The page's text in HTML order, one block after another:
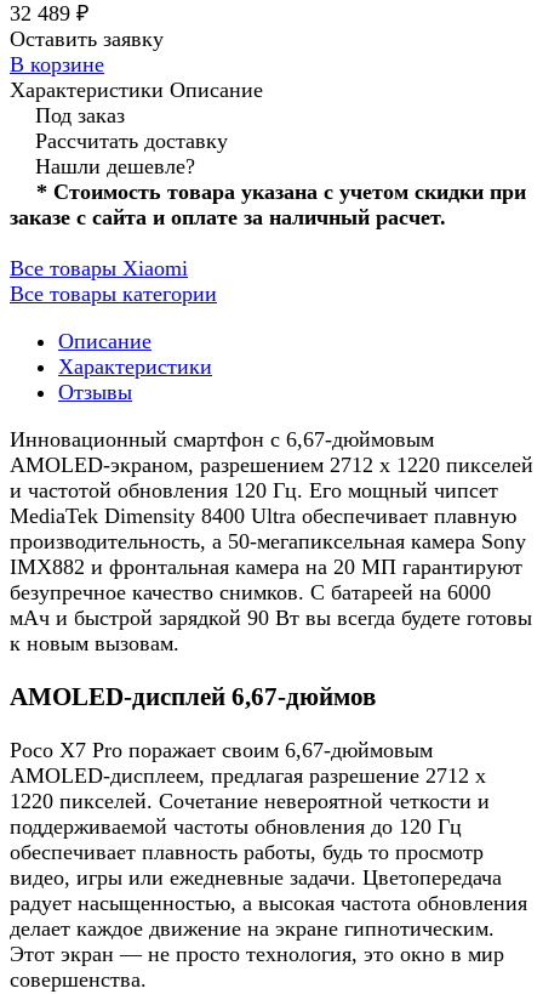
32 489 ₽
Оставить заявку
В корзине
Характеристики Описание
Под заказ
Рассчитать доставку
Нашли дешевле?
* Стоимость товара указана с учетом скидки при
заказе с сайта и оплате за наличный расчет.
Все товары Xiaomi
Все товары категории
Описание
Характеристики
Отзывы
Инновационный смартфон с 6,67-дюймовым
AMOLED-экраном, разрешением 2712 x 1220 пикселей
и частотой обновления 120 Гц. Его мощный чипсет
MediaTek Dimensity 8400 Ultra обеспечивает плавную
производительность, а 50-мегапиксельная камера Sony
IMX882 и фронтальная камера на 20 МП гарантируют
безупречное качество снимков. С батареей на 6000
мАч и быстрой зарядкой 90 Вт вы всегда будете готовы
к новым вызовам.
AMOLED-дисплей 6,67-дюймов
Poco X7 Pro поражает своим 6,67-дюймовым
AMOLED-дисплеем, предлагая разрешение 2712 x
1220 пикселей. Сочетание невероятной четкости и
поддерживаемой частоты обновления до 120 Гц
обеспечивает плавность работы, будь то просмотр
видео, игры или ежедневные задачи. Цветопередача
радует насыщенностью, а высокая частота обновления
делает каждое движение на экране гипнотическим.
Этот экран — не просто технология, это окно в мир
совершенства.